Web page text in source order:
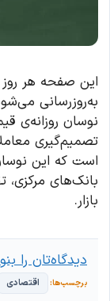
این صفحه هر
به‌روزرسانی
نوسان روزانه‌ی
تصمیم‌گیری
است که این
بانک‌های مرکزی،
بازار.
اقتصادی
دیدگاه‌تان را